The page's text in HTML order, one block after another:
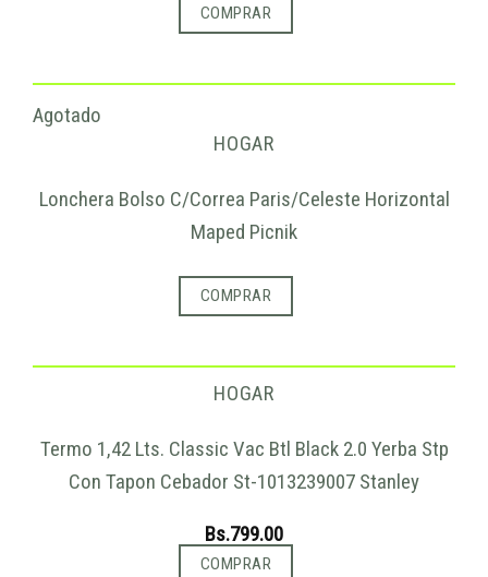
COMPRAR
Agotado
HOGAR
Lonchera Bolso C/Correa Paris/Celeste Horizontal
Maped Picnik
COMPRAR
HOGAR
Termo 1,42 Lts. Classic Vac Btl Black 2.0 Yerba Stp
Con Tapon Cebador St-1013239007 Stanley
Bs.799.00
COMPRAR